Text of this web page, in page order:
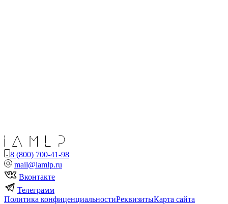
8 (800) 700-41-98
mail@iamlp.ru
Вконтакте
Телеграмм
Политика конфиценциальностиРеквизитыКарта сайта